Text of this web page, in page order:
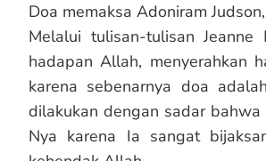
Doa memaksa Adoniram
Melalui tulisan-tulisan
hadapan Allah, menyerahkan
karena sebenarnya doa
dilakukan dengan sadar
Nya karena Ia sangat